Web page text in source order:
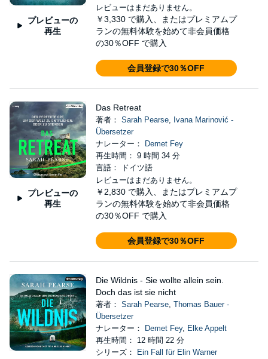
プレビューの
再生
レビューはまだありません。
￥3,330 で購入、またはプレミアムプ
ランの無料体験を始めて非会員価格
の30％OFF で購入
会員登録で30％OFF
プレビューの
再生
Das Retreat
著者： Sarah Pearse, Ivana Marinović -
Übersetzer
ナレーター：
Demet Fey
再生時間： 9 時間 34 分
言語： ドイツ語
レビューはまだありません。
￥2,830 で購入、またはプレミアムプ
ランの無料体験を始めて非会員価格
の30％OFF で購入
会員登録で30％OFF
Die Wildnis - Sie wollte allein sein.
Doch das ist sie nicht
著者： Sarah Pearse, Thomas Bauer -
Übersetzer
ナレーター：
Demet Fey, Elke Appelt
再生時間： 12 時間 22 分
シリーズ：
Ein Fall für Elin Warner